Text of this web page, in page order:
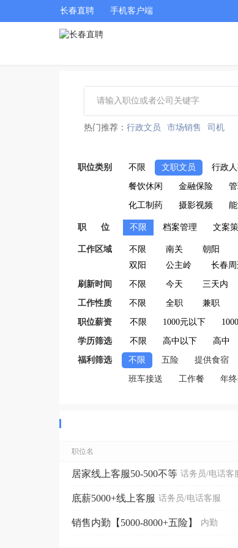
长春直聘 手机客户端
热门推荐： 行政文员 市场销售 司机
职位类别 不限 文职文员 行政
餐饮休闲 金融保险
化工制药 摄影视频
职 位 不限 档案管理 文案
工作区域 不限 南关 朝阳
双阳
公主岭 长春周
刷新时间 不限 今天 三天内
工作性质 不限 全职 兼职
职位薪资 不限 1000元以下
学历筛选 不限 高中以下 高中
福利筛选 不限 五险 提供食宿
班车接送 工作餐 年
职位名
居家线上客服50-500不等 话务员/电话客
底薪5000+线上客服 话务员/电话客服
销售内勤【5000-8000+五险】 内勤